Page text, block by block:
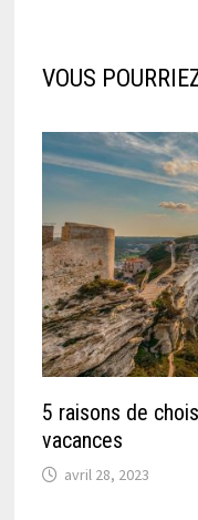
VOUS
5 raisons de
vacances
avril 28, 2023